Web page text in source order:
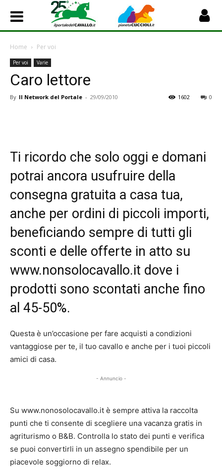
Home Per voi
Per voi Varie
Caro lettore
By Il Network del Portale - 29/09/2010 0
1602
Ti ricordo che solo oggi e domani
potrai ancora usufruire della
consegna gratuita a casa tua,
anche per ordini di piccoli importi,
beneficiando sempre di tutti gli
sconti e delle offerte in atto su
www.nonsolocavallo.it dove i
prodotti sono scontati anche fino
al 45-50%.
Questa è un’occasione per fare acquisti a condizioni
vantaggiose per te, il tuo cavallo e anche per i tuoi piccoli
amici di casa.
- Annuncio -
Su www.nonosolocavallo.it è sempre attiva la raccolta
punti che ti consente di scegliere una vacanza gratis in
agriturismo o B&B. Controlla lo stato dei punti e verifica
se puoi convertirli in un assegno spendibile per un
piacevole soggiorno di relax.